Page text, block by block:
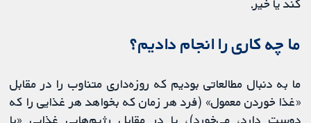
کند یا خیر.
ما چه کاری را انجام دادیم؟
ما به دنبال مطالعاتی بودیم که روزه‌داری متناوب را در مقابل
«غذا خوردن معمول» (فرد هر زمان که بخواهد هر غذایی را که
دوست دارد، می‌خورد)، یا در مقابل رژیم‌هایی غذایی «با